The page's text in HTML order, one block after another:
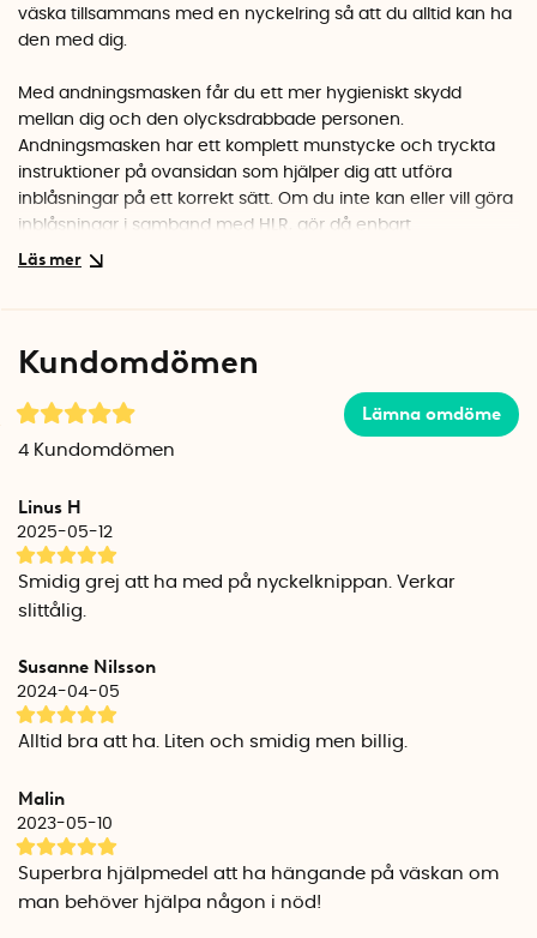
väska tillsammans med en nyckelring så att du alltid kan ha
den med dig.
Med andningsmasken får du ett mer hygieniskt skydd
mellan dig och den olycksdrabbade personen.
Andningsmasken har ett komplett munstycke och tryckta
instruktioner på ovansidan som hjälper dig att utföra
inblåsningar på ett korrekt sätt. Om du inte kan eller vill göra
inblåsningar i samband med HLR, gör då enbart
kompressioner.
din nyckelknippa.
Röda Korsets andningsmask är en första hjälpen produkt,
och en del av samarbetet mellan Svenska Röda Korset och
och hållbarhet.
Av försäljningen går 10 kr oavkortat till Svenska Röda Korset
och deras humanitära arbete runt om i världen.
Kundomdömen
Lämna omdöme
4 Kundomdömen
Linus H
2025-05-12
Smidig grej att ha med på nyckelknippan. Verkar
slittålig.
Susanne Nilsson
2024-04-05
Alltid bra att ha. Liten och smidig men billig.
Malin
2023-05-10
Superbra hjälpmedel att ha hängande på väskan om
man behöver hjälpa någon i nöd!